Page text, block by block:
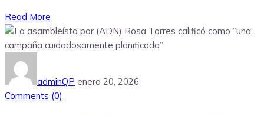
Read More
adminQP enero 20, 2026
Comments (0)